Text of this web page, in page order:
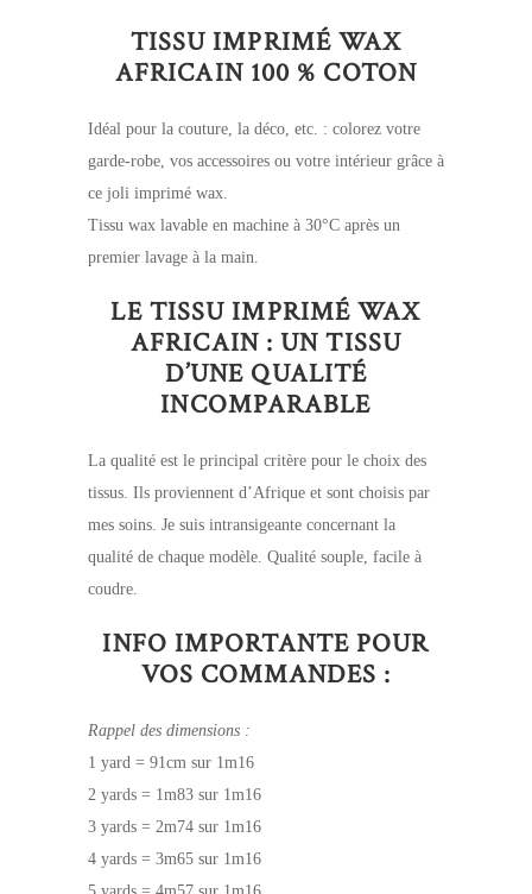
TISSU IMPRIMÉ WAX
AFRICAIN 100 % COTON
Idéal pour la couture, la déco, etc. : colorez votre
garde-robe, vos accessoires ou votre intérieur grâce à
ce joli imprimé wax.
Tissu wax lavable en machine à 30°C après un
premier lavage à la main.
LE TISSU IMPRIMÉ WAX
AFRICAIN : UN TISSU
D’UNE QUALITÉ
INCOMPARABLE
La qualité est le principal critère pour le choix des
tissus. Ils proviennent d’Afrique et sont choisis par
mes soins. Je suis intransigeante concernant la
qualité de chaque modèle. Qualité souple, facile à
coudre.
INFO IMPORTANTE POUR
VOS COMMANDES :
Rappel des dimensions :
1 yard = 91cm sur 1m16
2 yards = 1m83 sur 1m16
3 yards = 2m74 sur 1m16
4 yards = 3m65 sur 1m16